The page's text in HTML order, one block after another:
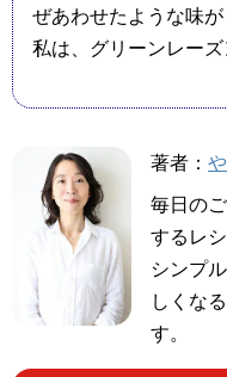
ぜあわせたような味が
私は、グリーンレーズ
著者：
毎日の
するレ
シンプ
しくな
す。